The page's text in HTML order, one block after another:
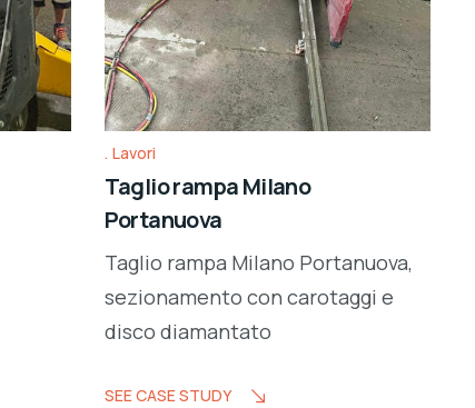
Lavori
Taglio rampa Milano
Portanuova
Taglio rampa Milano Portanuova,
sezionamento con carotaggi e
disco diamantato
SEE CASE STUDY